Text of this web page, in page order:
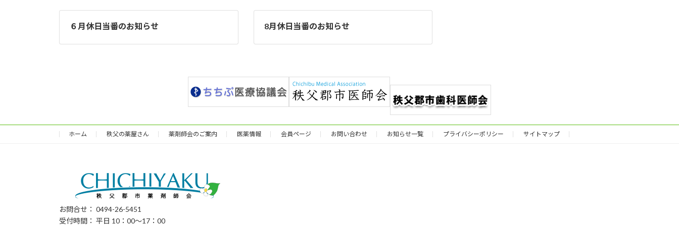
６月休日当番のお知らせ 8月休日当番のお知らせ
ホーム 秩父の薬屋さん 薬剤師会のご案内 医薬情報 会員ページ お問い合わせ お知らせ一覧 プライバシーポリシー サイトマップ
お問合せ： 0494-26-5451
受付時間： 平日 10：00～17：00